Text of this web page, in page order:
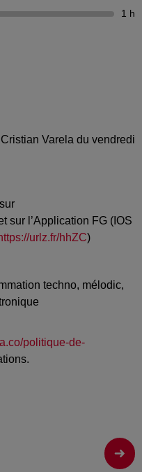
1 h
Varela du vendredi
sur l’Application FG (IOS
urlz.fr/hhZC)
techno, mélodic,
politique-de-